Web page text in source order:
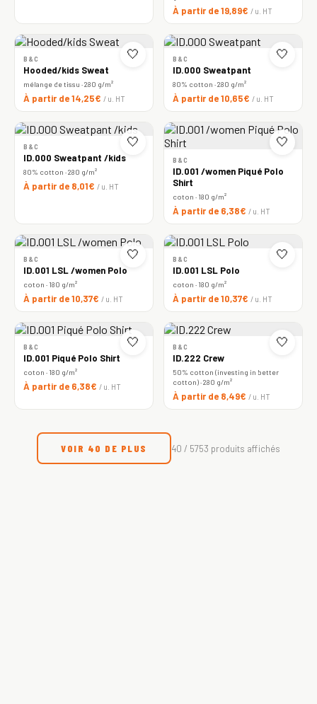
À partir de 19,89€ / u. HT
🤍
B&C
Hooded/kids Sweat
mélange de tissu · 280 g/m²
À partir de 14,25€ / u. HT
🤍
B&C
ID.000 Sweatpant
80% cotton · 280 g/m²
À partir de 10,65€ / u. HT
🤍
B&C
ID.000 Sweatpant /kids
80% cotton · 280 g/m²
À partir de 8,01€ / u. HT
🤍
B&C
ID.001 /women Piqué Polo
Shirt
coton · 180 g/m²
À partir de 6,38€ / u. HT
🤍
B&C
ID.001 LSL /women Polo
coton · 180 g/m²
À partir de 10,37€ / u. HT
🤍
B&C
ID.001 LSL Polo
coton · 180 g/m²
À partir de 10,37€ / u. HT
🤍
B&C
ID.001 Piqué Polo Shirt
coton · 180 g/m²
À partir de 6,38€ / u. HT
🤍
B&C
ID.222 Crew
50% cotton (investing in better
cotton) · 280 g/m²
À partir de 8,49€ / u. HT
VOIR 40 DE PLUS 40 / 5753 produits affichés